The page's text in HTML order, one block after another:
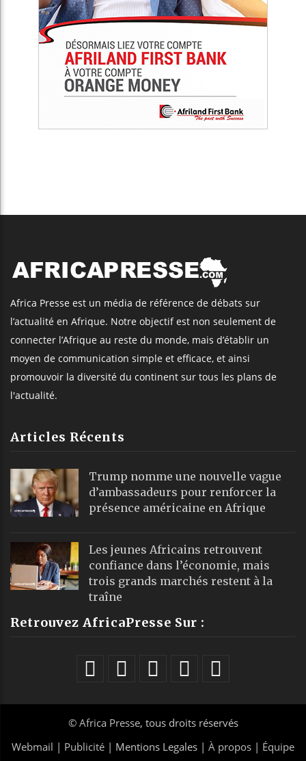
Africa Presse est un média de référence de débats sur
l’actualité en Afrique. Notre objectif est non seulement de
connecter l’Afrique au reste du monde, mais d’établir un
moyen de communication simple et efficace, et ainsi
promouvoir la diversité du continent sur tous les plans de
l'actualité.
Articles Récents
Trump nomme une nouvelle vague
d’ambassadeurs pour renforcer la
présence américaine en Afrique
Les jeunes Africains retrouvent
confiance dans l’économie, mais
trois grands marchés restent à la
traîne
Retrouvez AfricaPresse Sur :
© Africa Presse, tous droits réservés
Webmail | Publicité | Mentions Legales | À propos | Équipe